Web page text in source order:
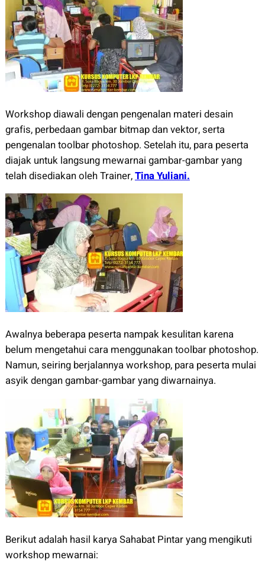
Workshop diawali dengan pengenalan materi desain
grafis, perbedaan gambar bitmap dan vektor, serta
pengenalan toolbar photoshop. Setelah itu, para peserta
diajak untuk langsung mewarnai gambar-gambar yang
telah disediakan oleh Trainer,Tina Yuliani.
Awalnya beberapa peserta nampak kesulitan karena
belum mengetahui cara menggunakan toolbar photoshop.
Namun, seiring berjalannya workshop, para peserta mulai
asyik dengan gambar-gambar yang diwarnainya.
Berikut adalah hasil karya Sahabat Pintar yang mengikuti
workshop mewarnai: